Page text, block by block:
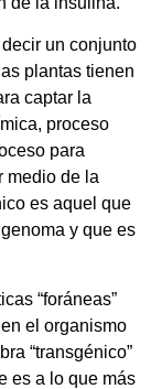
un conjunto
plantas tienen
captar la
proceso
para
medio de la
es aquel que
y que es
“foráneas”
el organismo
“transgénico”
es a lo que más